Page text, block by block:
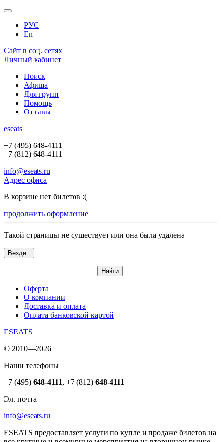
РУС
En
Сайт в соц. сетях
Личный кабинет
Поиск
Афиша
Для групп
Помощь
Отзывы
eseats
+7 (495) 648-4111
+7 (812) 648-4111
info@eseats.ru
Адрес офиса
В корзине нет билетов :(
продолжить оформление
Такой страницы не существует или она была удалена
Везде
Найти
Оферта
О компании
Доставка и оплата
Оплата банковской картой
ESEATS
© 2010—2026
Наши телефоны
+7 (495) 648-4111, +7 (812) 648-4111
Эл. почта
info@eseats.ru
ESEATS предоставляет услуги по купле и продаже билетов на